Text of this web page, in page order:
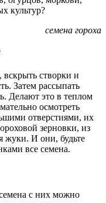
семена гороха
вскрыть створки и
Затем рассыпать
Делают это в теплом
осмотреть
отверстиями, их
зерновки, из
жуки. И они, будьте
все семена.
с них можно